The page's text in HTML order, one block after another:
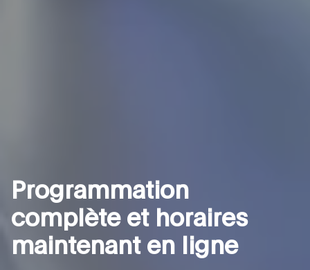
Programmation
complète et horaires
maintenant en ligne